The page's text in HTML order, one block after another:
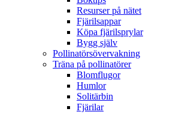
Resurser på nätet
Fjärilsappar
Köpa fjärilsprylar
Bygg själv
Pollinatörsövervakning
Träna på pollinatörer
Blomflugor
Humlor
Solitärbin
Fjärilar